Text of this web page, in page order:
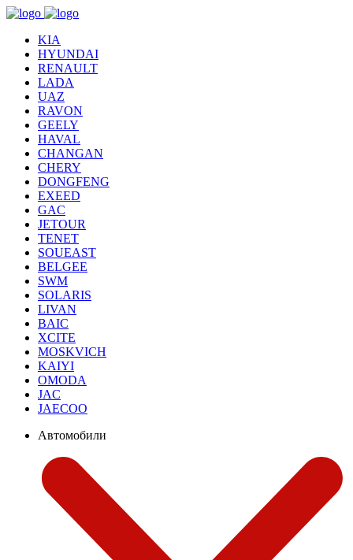
KIA
HYUNDAI
RENAULT
LADA
UAZ
RAVON
GEELY
HAVAL
CHANGAN
CHERY
DONGFENG
EXEED
GAC
JETOUR
TENET
SOUEAST
BELGEE
SWM
SOLARIS
LIVAN
BAIC
XCITE
MOSKVICH
KAIYI
OMODA
JAC
JAECOO
Автомобили